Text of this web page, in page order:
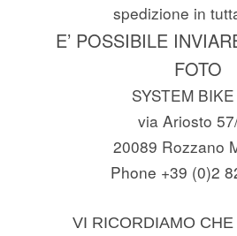
spedizione in
E’ POSSIBILE
FOTO
SYSTEM
via Ariosto
20089 Rozzano
Phone +39 (0)2
VI RICORDIAMO